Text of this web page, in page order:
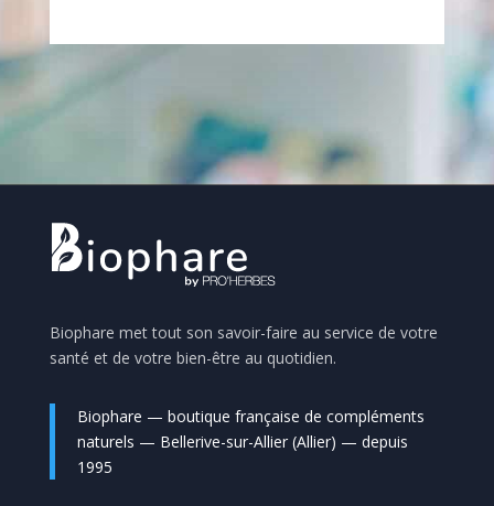
Biophare met tout son savoir-faire au service de votre
santé et de votre bien-être au quotidien.
Biophare — boutique française de compléments
naturels — Bellerive-sur-Allier (Allier) — depuis
1995